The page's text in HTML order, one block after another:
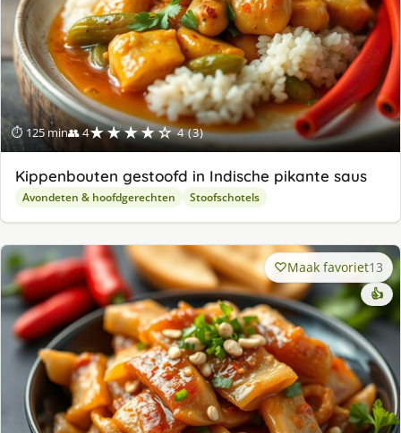
⏱ 125 min👥 4★★★★☆ 4 (3)
Kippenbouten gestoofd in Indische pikante saus
Avondeten & hoofdgerechten Stoofschotels
Maak favoriet13
👍